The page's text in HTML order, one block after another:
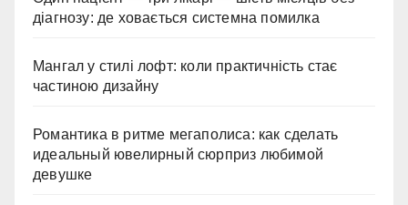
діагнозу: де ховається системна помилка
Мангал у стилі лофт: коли практичність стає
частиною дизайну
Романтика в ритме мегаполиса: как сделать
идеальный ювелирный сюрприз любимой
девушке